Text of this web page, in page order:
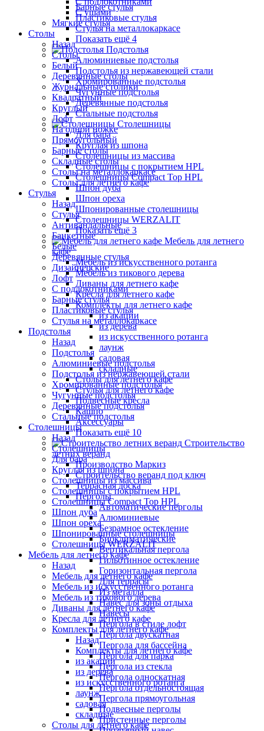
Барные стулья
Пластиковые стулья
Стулья на металлокаркасе
Показать ещё 4
Подстолья
Алюминиевые подстолья
Подстолья из нержавеющей стали
Хромированные подстолья
Чугунные подстолья
Деревянные подстолья
Стальные подстолья
Столешницы
Для бара
Круглая из шпона
Столешницы из массива
Столешницы с покрытием HPL
Столешницы Сompact Top HPL
Шпон дуба
Шпон ореха
Шпонированные столешницы
Столешницы WERZALIT
Показать ещё 3
Мебель для летнего
кафе
Мебель из искусственного ротанга
Мебель из тикового дерева
Диваны для летнего кафе
Кресла для летнего кафе
Комплекты для летнего кафе
из акации
из дерева
из искусственного ротанга
лаунж
садовая
складные
Столы для летнего кафе
Стулья для летнего кафе
Подвесные кресла
Кашпо
Аксессуары
Показать ещё 10
Строительство
летних веранд
Производство Маркиз
Строительство веранд под ключ
Террасная доска
Перголы
Автоматические перголы
Алюминиевые
Безрамное остекление
Биоклиматические
Вертикальная пергола
Гильотинное остекление
Горизонтальная пергола
Для террасы
Из металла
Навес для зоны отдыха
Навесы
Пергола в стиле лофт
Пергола двускатная
Пергола для бассейна
Пергола для парка
Пергола из стекла
Пергола односкатная
Пергола отдельностоящая
Пергола прямоугольная
Подвесные перголы
Пристенные перголы
С ушами
Мягкие стулья
Столы
Назад
Столы
Белый
Деревянные столы
Журнальные столики
Квадратный
Круглый
Лофт
На одной ножке
Прямоугольный
Барные столы
Складные столы
Столы на металлокаркасе
Столы для летнего кафе
Стулья
Назад
Стулья
Антивандальные
Банкетные
Белые
Деревянные стулья
Дизайнерские
Лофт
С подлокотниками
Барные стулья
Пластиковые стулья
Стулья на металлокаркасе
Подстолья
Назад
Подстолья
Алюминиевые подстолья
Подстолья из нержавеющей стали
Хромированные подстолья
Чугунные подстолья
Деревянные подстолья
Стальные подстолья
Столешницы
Назад
Столешницы
Для бара
Круглая из шпона
Столешницы из массива
Столешницы с покрытием HPL
Столешницы Сompact Top HPL
Шпон дуба
Шпон ореха
Шпонированные столешницы
Столешницы WERZALIT
Мебель для летнего кафе
Назад
Мебель для летнего кафе
Мебель из искусственного ротанга
Мебель из тикового дерева
Диваны для летнего кафе
Кресла для летнего кафе
Комплекты для летнего кафе
Назад
Комплекты для летнего кафе
из акации
из дерева
из искусственного ротанга
лаунж
садовая
складные
Столы для летнего кафе